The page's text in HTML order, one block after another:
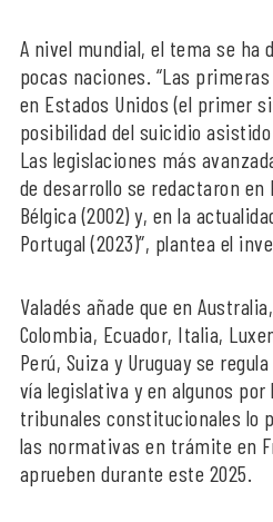
A nivel mundial, el tema se ha
pocas naciones. “Las
en Estados Unidos (el primer
posibilidad del suicidio asistido
Las legislaciones más
de desarrollo se redactaron en
Bélgica (2002) y, en la
Portugal (2023)”, plantea el
Valadés añade que en
Colombia, Ecuador, Italia,
Perú, Suiza y Uruguay se
vía legislativa y en algunos
tribunales constitucionales lo
las normativas en trámite en
aprueben durante este 2025.